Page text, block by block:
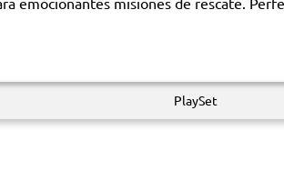
PlaySet